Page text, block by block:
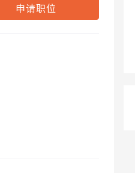
申请职位